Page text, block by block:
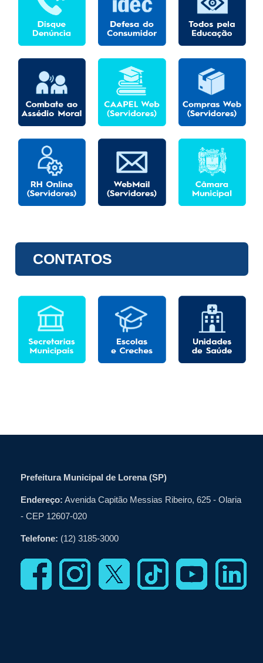
CONTATOS
Prefeitura Municipal de Lorena (SP)
Endereço: Avenida Capitão Messias Ribeiro, 625 - Olaria
- CEP 12607-020
Telefone: (12) 3185-3000